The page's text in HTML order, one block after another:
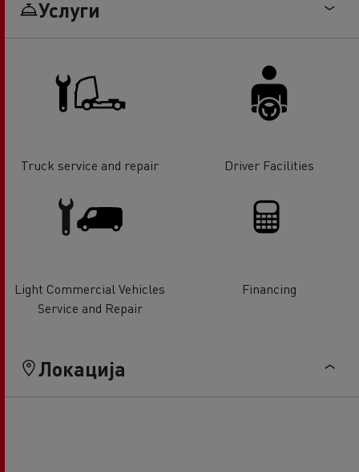
Услуги
Truck service and repair Driver Facilities
Light Commercial Vehicles
Service and Repair
Financing
Локација